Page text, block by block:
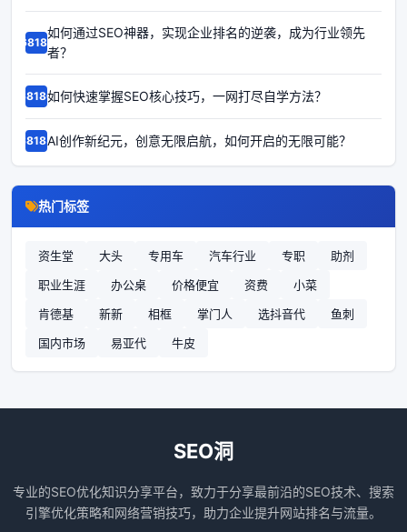
68187
如何通过SEO神器，实现企业排名的逆袭，成为行业领先
者？
68186如何快速掌握SEO核心技巧，一网打尽自学方法？
68185AI创作新纪元，创意无限启航，如何开启的无限可能？
热门标签
资生堂 大头 专用车 汽车行业 专职
助剂
职业生涯
办公桌 价格便宜 资费
小菜
肯德基
新新 相框 掌门人 选抖音代
鱼刺
国内市场
易亚代 牛皮
SEO洞
专业的SEO优化知识分享平台，致力于分享最前沿的SEO技术、搜索
引擎优化策略和网络营销技巧，助力企业提升网站排名与流量。